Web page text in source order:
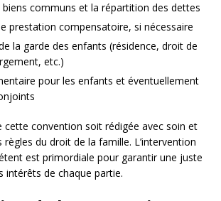
biens communs et la répartition des dettes
prestation compensatoire, si nécessaire
la garde des enfants (résidence, droit de
etc.)
pour les enfants et éventuellement
cette convention soit rédigée avec soin et
règles du droit de la famille. L’intervention
est primordiale pour garantir une juste
intérêts de chaque partie.